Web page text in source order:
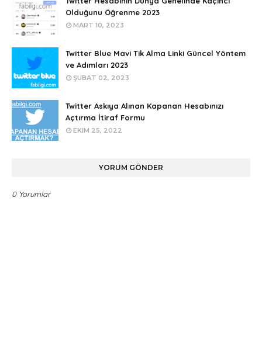
Olduğunu Öğrenme 2023
MART 10, 2023
Twitter Blue Mavi Tik Alma Linki Güncel Yöntem
ve Adımları 2023
ŞUBAT 02, 2023
Twitter Askıya Alınan Kapanan Hesabınızı
Açtırma İtiraf Formu
EKIM 25, 2022
YORUM GÖNDER
0 Yorumlar